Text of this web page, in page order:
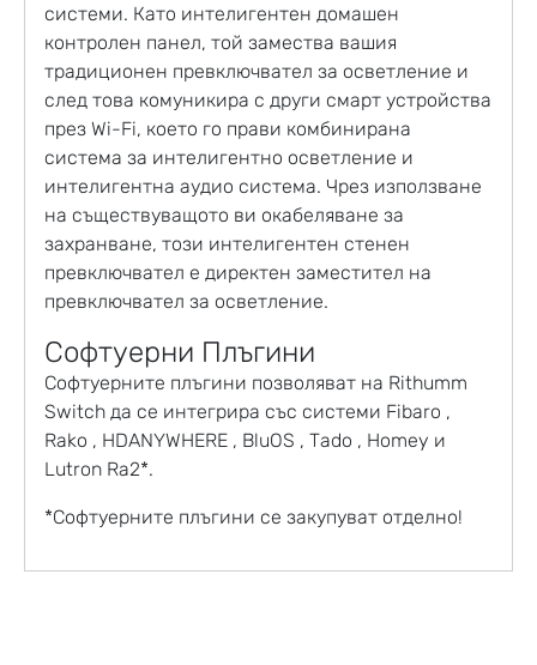
системи. Като интелигентен домашен
контролен панел, той замества вашия
традиционен превключвател за осветление и
след това комуникира с други смарт устройства
през Wi-Fi, което го прави комбинирана
система за интелигентно осветление и
интелигентна аудио система. Чрез използване
на съществуващото ви окабеляване за
захранване, този интелигентен стенен
превключвател е директен заместител на
превключвател за осветление.
Софтуерни Плъгини
Софтуерните плъгини позволяват на Rithumm
Switch да се интегрира със системи Fibaro ,
Rako , HDANYWHERE , BluOS , Tado , Homey и
Lutron Ra2*.
*Софтуерните плъгини се закупуват отделно!